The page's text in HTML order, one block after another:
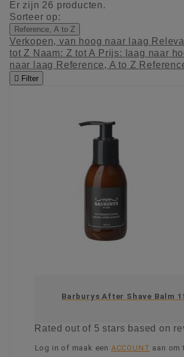
Er zijn 26 producten.
Sorteer op:
Reference, A to Z
Verkopen, van hoog naar laag
tot Z Naam: Z tot A Prijs: laag naar
naar laag Reference, A to Z
 Filter
Barburys After Shave Balm
Ratedout of 5 stars based on
Log in of maak een ACCOUNT aan om